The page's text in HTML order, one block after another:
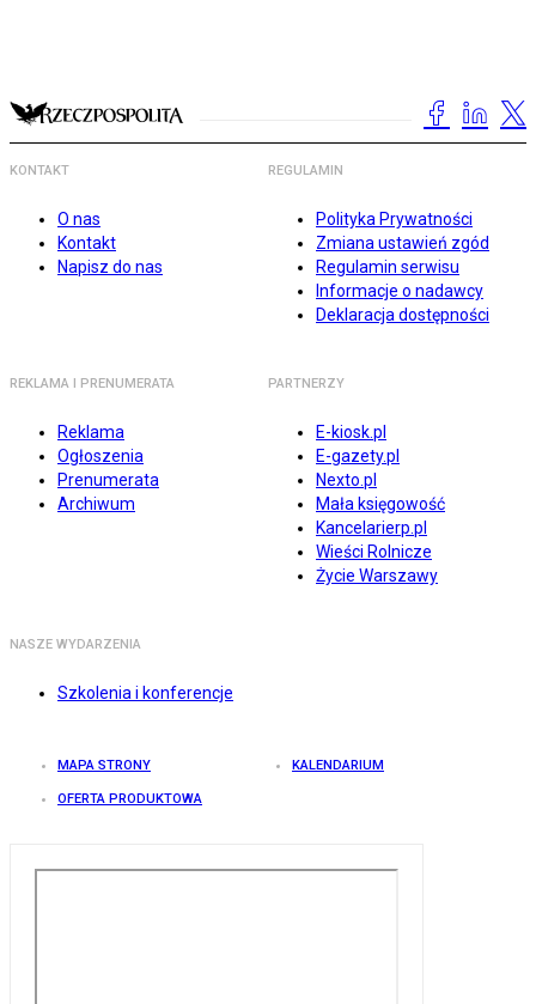
KONTAKT
O nas
Kontakt
Napisz do nas
REGULAMIN
Polityka Prywatności
Zmiana ustawień zgód
Regulamin serwisu
Informacje o nadawcy
Deklaracja dostępności
REKLAMA I PRENUMERATA
Reklama
Ogłoszenia
Prenumerata
Archiwum
PARTNERZY
E-kiosk.pl
E-gazety.pl
Nexto.pl
Mała księgowość
Kancelarierp.pl
Wieści Rolnicze
Życie Warszawy
NASZE WYDARZENIA
Szkolenia i konferencje
MAPA STRONY KALENDARIUM
OFERTA PRODUKTOWA